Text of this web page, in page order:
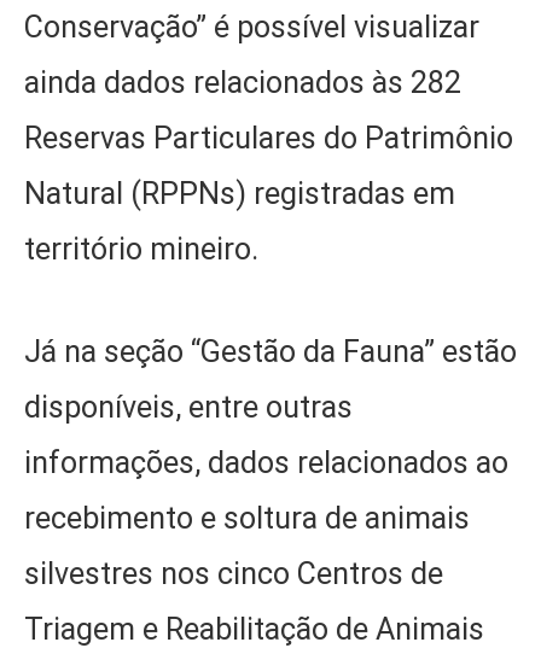
Conservação” é possível visualizar
ainda dados relacionados às 282
Reservas Particulares do Patrimônio
Natural (RPPNs) registradas em
território mineiro.
Já na seção “Gestão da Fauna” estão
disponíveis, entre outras
informações, dados relacionados ao
recebimento e soltura de animais
silvestres nos cinco Centros de
Triagem e Reabilitação de Animais